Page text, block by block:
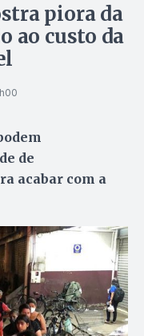
piora da
ao custo da
de
acabar com a